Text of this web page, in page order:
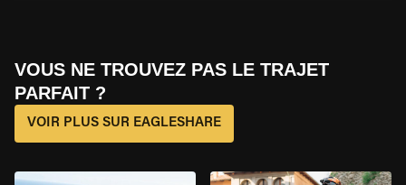
VOUS NE TROUVEZ PAS LE TRAJET
PARFAIT ?
VOIR PLUS SUR EAGLESHARE